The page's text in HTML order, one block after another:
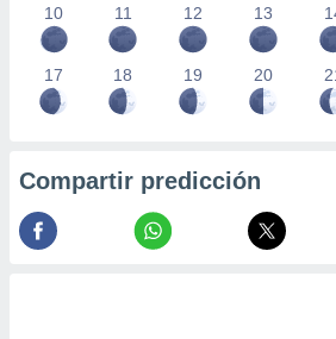
10 11 12 13
17 18 19 20
Compartir predicción